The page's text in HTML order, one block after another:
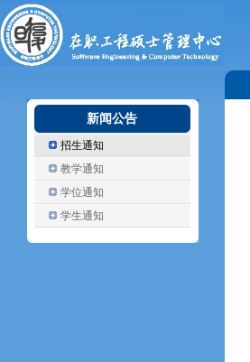
新闻公告
招生通知
教学通知
学位通知
学生通知